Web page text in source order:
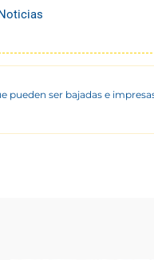
pueden ser bajadas e